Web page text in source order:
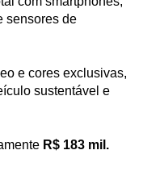
sensores de
e cores exclusivas,
sustentável e
R$ 183 mil.